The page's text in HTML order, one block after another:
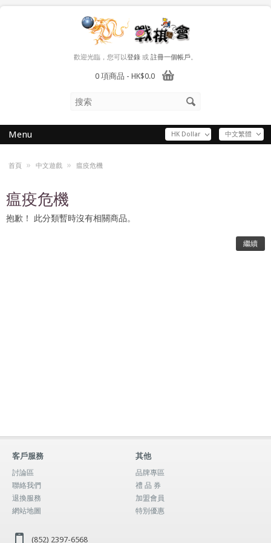
歡迎光臨，您可以登錄 或 註冊一個帳戶。
0 項商品 - HK$0.0
中文繁體
HK Dollar
Menu
首頁 » 中文遊戲 » 瘟疫危機
瘟疫危機
抱歉！ 此分類暫時沒有相關商品。
繼續
客戶服務
討論區
聯絡我們
退換服務
網站地圖
其他
品牌專區
禮 品 券
加盟會員
特別優惠
(852) 2397-6568